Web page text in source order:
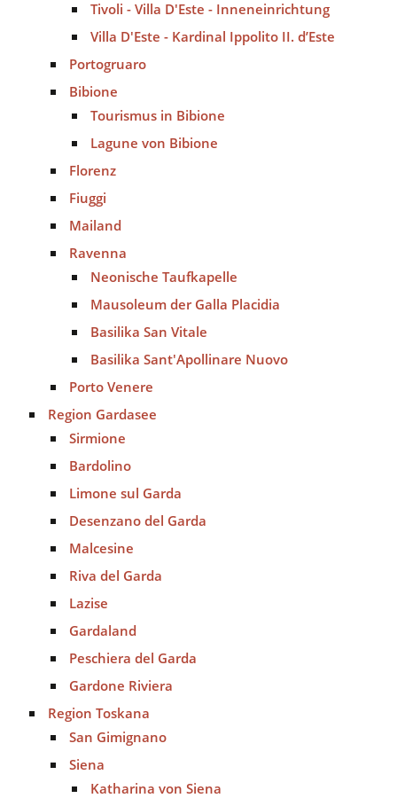
Tivoli - Villa D'Este - Inneneinrichtung
Villa D'Este - Kardinal Ippolito II. d’Este
Portogruaro
Bibione
Tourismus in Bibione
Lagune von Bibione
Florenz
Fiuggi
Mailand
Ravenna
Neonische Taufkapelle
Mausoleum der Galla Placidia
Basilika San Vitale
Basilika Sant'Apollinare Nuovo
Porto Venere
Region Gardasee
Sirmione
Bardolino
Limone sul Garda
Desenzano del Garda
Malcesine
Riva del Garda
Lazise
Gardaland
Peschiera del Garda
Gardone Riviera
Region Toskana
San Gimignano
Siena
Katharina von Siena